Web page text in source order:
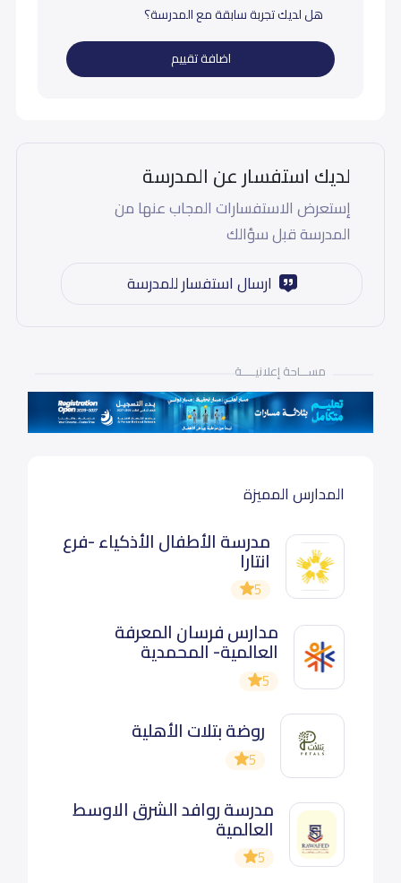
هل لديك تجربة سابقة مع المدرسة؟
اضافة تقييم
لديك استفسار عن المدرسة
إستعرض الاستفسارات المجاب عنها من
المدرسة قبل سؤالك
ارسال استفسار للمدرسة
مســـاحة إعلانيـــــة
المدارس المميزة
مدرسة الأطفال الأذكياء -فرع
انتارا
5
مدارس فرسان المعرفة
العالمية- المحمدية
5
روضة بتلات الأهلية
5
مدرسة روافد الشرق الاوسط
العالمية
5